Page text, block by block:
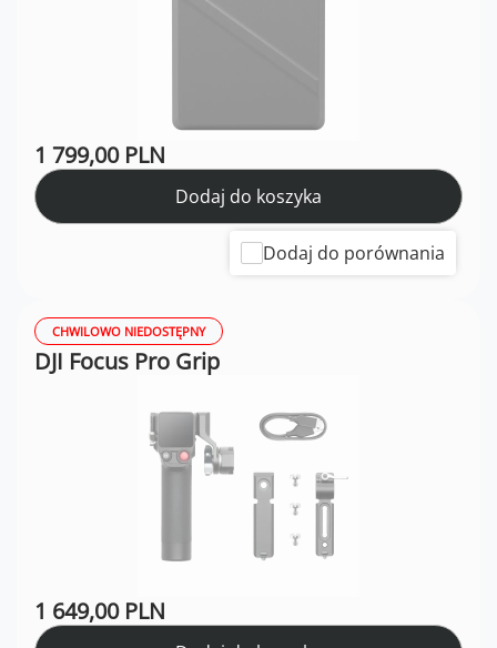
1 799,00 PLN
Dodaj do koszyka
Dodaj do porównania
CHWILOWO NIEDOSTĘPNY
DJI Focus Pro Grip
1 649,00 PLN